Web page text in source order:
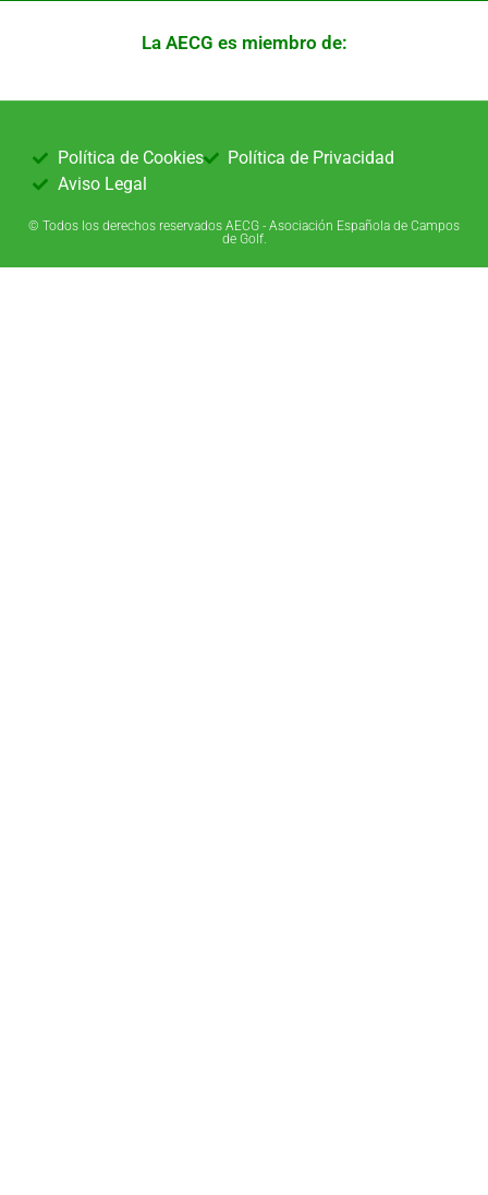
La AECG es miembro de:
© Todos los derechos reservados AECG - Asociación Española de Campos
de Golf.
Política de Cookies
Política de Privacidad
Aviso Legal